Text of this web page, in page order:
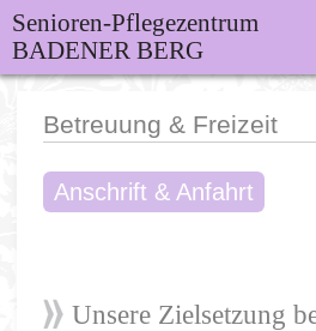
Senioren-Pflegezentrum
BADENER BERG
Betreuung & Freizeit
Anschrift & Anfahrt
Unsere Zielsetzung